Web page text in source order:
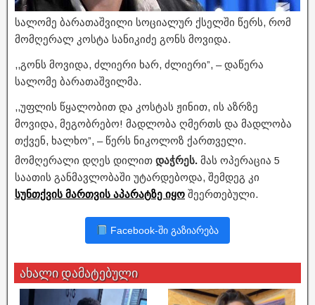
სალომე ბარათაშვილი სოციალურ ქსელში წერს, რომ
მომღერალ კოსტა სანიკიძე გონს მოვიდა.
,,გონს მოვიდა, ძლიერი ხარ, ძლიერი”, – დაწერა
სალომე ბარათაშვილმა.
,,უფლის წყალობით და კოსტას ჟინით, ის აზრზე
მოვიდა, მეგობრებო! მადლობა ღმერთს და მადლობა
თქვენ, ხალხო”, – წერს ნიკოლოზ ქართველი.
მომღერალი დღეს დილით დაჭრეს. მას ოპერაცია 5
საათის განმავლობაში უტარდებოდა, შემდეგ კი
სუნთქვის მართვის აპარატზე იყო შეერთებული.
Facebook-ში გაზიარება
ახალი დამატებული